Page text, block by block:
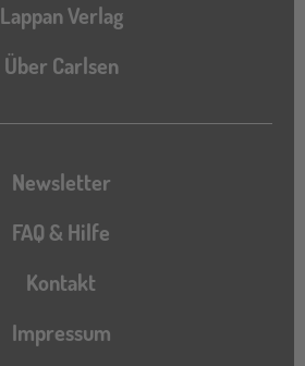
Lappan Verlag
Über Carlsen
Newsletter
FAQ & Hilfe
Kontakt
Impressum